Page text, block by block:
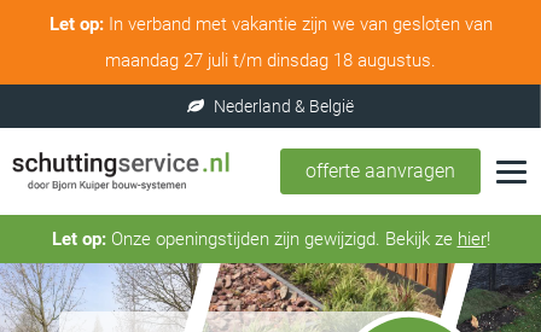
Let op:In verband met vakantie zijn we van gesloten van
maandag 27 juli t/m dinsdag 18 augustus.
offerte aanvragen
Let op:Onze openingstijden zijn gewijzigd. Bekijk ze hier!